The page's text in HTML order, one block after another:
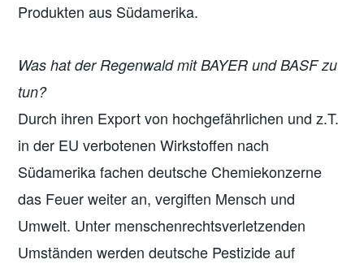
Produkten aus Südamerika.
Was hat der Regenwald mit BAYER und BASF zu
tun?
Durch ihren Export von hochgefährlichen und z.T.
in der EU verbotenen Wirkstoffen nach
Südamerika fachen deutsche Chemiekonzerne
das Feuer weiter an, vergiften Mensch und
Umwelt. Unter menschenrechtsverletzenden
Umständen werden deutsche Pestizide auf